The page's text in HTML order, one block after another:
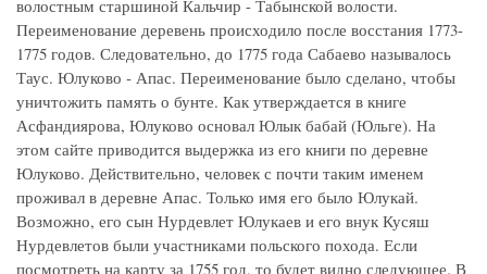
волостным старшиной Кальчир - Табынской волости.
Переименование деревень происходило после восстания 1773-
1775 годов. Следовательно, до 1775 года Сабаево называлось
Таус. Юлуково - Апас. Переименование было сделано, чтобы
уничтожить память о бунте. Как утверждается в книге
Асфандиярова, Юлуково основал Юлык бабай (Юльге). На
этом сайте приводится выдержка из его книги по деревне
Юлуково. Действительно, человек с почти таким именем
проживал в деревне Апас. Только имя его было Юлукай.
Возможно, его сын Нурдевлет Юлукаев и его внук Кусяш
Нурдевлетов были участниками польского похода. Если
посмотреть на карту за 1755 год, то будет видно следующее. В